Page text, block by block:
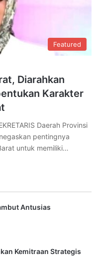
Featured
Diarahkan
Karakter
Daerah Provinsi
pentingnya
untuk memiliki…
Antusias
Kemitraan Strategis